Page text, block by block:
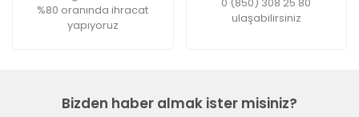
%80 oranında ihracat
yapıyoruz
ulaşabilirsiniz
Bizden haber almak ister misiniz?